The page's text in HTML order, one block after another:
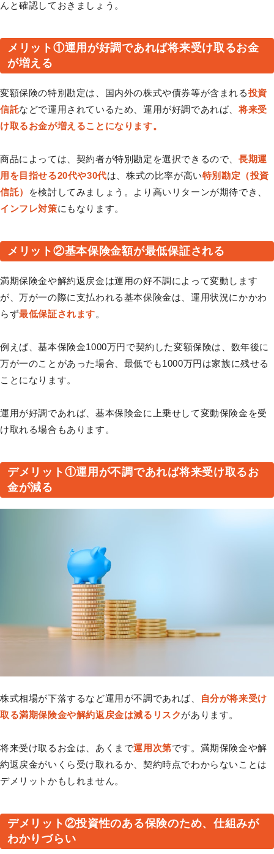
んと確認しておきましょう。
メリット①運用が好調であれば将来受け取るお金
が増える
変額保険の特別勘定は、国内外の株式や債券等が含まれる投資
信託などで運用されているため、運用が好調であれば、将来受
け取るお金が増えることになります。
商品によっては、契約者が特別勘定を選択できるので、長期運
用を目指せる20代や30代は、株式の比率が高い特別勘定（投資
信託）
を検討してみましょう。より高いリターンが期待でき、
インフレ対策にもなります。
メリット②基本保険金額が最低保証される
満期保険金や解約返戻金は運用の好不調によって変動します
が、万が一の際に支払われる基本保険金は、運用状況にかかわ
らず最低保証されます。
例えば、基本保険金1000万円で契約した変額保険は、数年後に
万が一のことがあった場合、最低でも1000万円は家族に残せる
ことになります。
運用が好調であれば、基本保険金に上乗せして変動保険金を受
け取れる場合もあります。
デメリット①運用が不調であれば将来受け取るお
金が減る
株式相場が下落するなど運用が不調であれば、
自分が将来受け
取る満期保険金や解約返戻金は減るリスクがあります。
将来受け取るお金は、あくまで運用次第です。満期保険金や解
約返戻金がいくら受け取れるか、契約時点でわからないことは
デメリットかもしれません。
デメリット②投資性のある保険のため、仕組みが
わかりづらい